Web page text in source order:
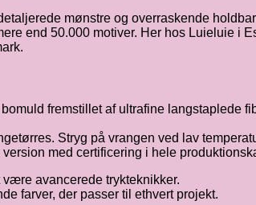
mønstre og overraskende
end 50.000 motiver. Her hos Luieluie
fremstillet af ultrafine langstaplede
Stryg på vrangen ved lav
med certificering i hele
avancerede trykteknikker.
farver, der passer til ethvert projekt.